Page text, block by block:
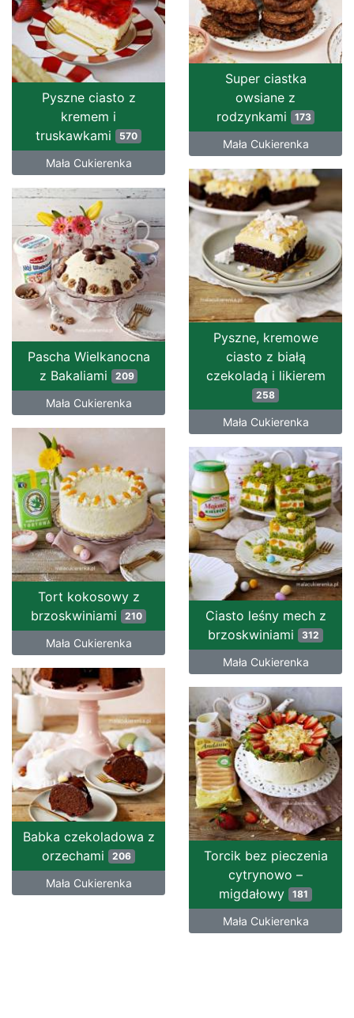
Super ciastka
owsiane z
rodzynkami
173
Mała Cukierenka
Pyszne ciasto z
kremem i
truskawkami 570
Mała Cukierenka
Pyszne, kremowe
ciasto z białą
czekoladą i likierem
258
Mała Cukierenka
Pascha Wielkanocna
z Bakaliami
209
Mała Cukierenka
Tort kokosowy z
brzoskwiniami 210
Mała Cukierenka
Ciasto leśny mech z
brzoskwiniami 312
Mała Cukierenka
Babka czekoladowa z
orzechami 206
Mała Cukierenka
Torcik bez pieczenia
cytrynowo –
migdałowy 181
Mała Cukierenka